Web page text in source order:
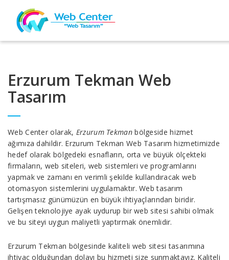
Erzurum Tekman Web
Tasarım
Web Center olarak, Erzurum Tekmanbölgeside hizmet
ağımıza dahildir. Erzurum Tekman Web Tasarım hizmetimizde
hedef olarak bölgedeki esnafların, orta ve büyük ölçekteki
firmaların, web siteleri, web sistemleri ve programlarını
yapmak ve zamanı en verimli şekilde kullandıracak web
otomasyon sistemlerini uygulamaktır. Web tasarım
tartışmasız günümüzün en büyük ihtiyaçlarından biridir.
Gelişen teknolojiye ayak uydurup bir web sitesi sahibi olmak
ve bu siteyi uygun maliyetli yaptırmak önemlidir.
Erzurum Tekman bölgesinde kaliteli web sitesi tasarımına
ihtiyaç olduğundan dolayı bu hizmeti size sunmaktayız. Kaliteli